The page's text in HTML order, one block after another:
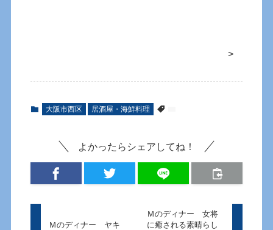
>
大阪市西区 居酒屋・海鮮料理
よかったらシェアしてね！
Ｍのディナー ヤキ
Ｍのディナー 女将
に癒される素晴らし